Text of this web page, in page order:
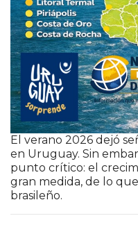
El verano 2026 dejó
en Uruguay. Sin
punto crítico: el
gran medida, de lo
brasileño.